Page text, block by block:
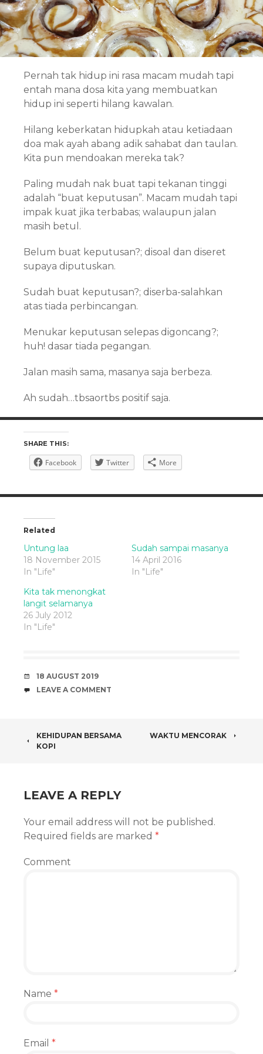
Pernah tak hidup ini rasa macam mudah tapi
entah mana dosa kita yang membuatkan
hidup ini seperti hilang kawalan.
Hilang keberkatan hidupkah atau ketiadaan
doa mak ayah abang adik sahabat dan taulan.
Kita pun mendoakan mereka tak?
Paling mudah nak buat tapi tekanan tinggi
adalah “buat keputusan”. Macam mudah tapi
impak kuat jika terbabas; walaupun jalan
masih betul.
Belum buat keputusan?; disoal dan diseret
supaya diputuskan.
Sudah buat keputusan?; diserba-salahkan
atas tiada perbincangan.
Menukar keputusan selepas digoncang?;
huh! dasar tiada pegangan.
Jalan masih sama, masanya saja berbeza.
Ah sudah…tbsaortbs positif saja.
SHARE THIS:
Facebook Twitter More
Related
Untung laa
18 November 2015
In "Life"
Sudah sampai masanya
14 April 2016
In "Life"
Kita tak menongkat
langit selamanya
26 July 2012
In "Life"
DATE
18 AUGUST 2019
COMMENTS
LEAVE A COMMENT
POST
KEHIDUPAN BERSAMA
KOPI
WAKTU MENCORAK
LEAVE A REPLY
Your email address will not be published.
Required fields are marked *
Comment
Name *
Email *